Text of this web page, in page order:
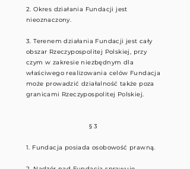
2. Okres działania Fundacji jest
nieoznaczony.
3. Terenem działania Fundacji jest cały
obszar Rzeczypospolitej Polskiej, przy
czym w zakresie niezbędnym dla
właściwego realizowania celów Fundacja
może prowadzić działalność także poza
granicami Rzeczypospolitej Polskiej.
§ 3
1. Fundacja posiada osobowość prawną.